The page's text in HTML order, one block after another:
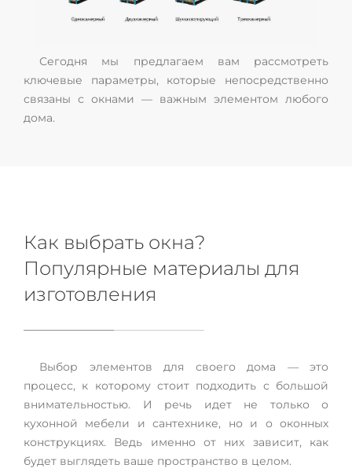
Сегодня мы предлагаем вам рассмотреть
ключевые параметры, которые непосредственно
связаны с окнами — важным элементом любого
дома.
Как выбрать окна?
Популярные материалы для
изготовления
Выбор элементов для своего дома — это
процесс, к которому стоит подходить с большой
внимательностью. И речь идет не только о
кухонной мебели и сантехнике, но и о оконных
конструкциях. Ведь именно от них зависит, как
будет выглядеть ваше пространство в целом.